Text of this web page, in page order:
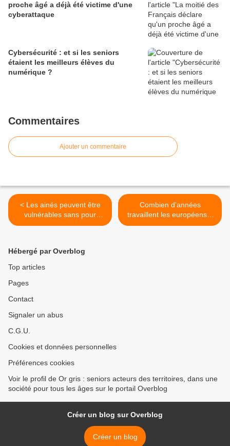
proche âgé a déjà été victime d'une
cyberattaque
Cybersécurité : et si les seniors
étaient les meilleurs élèves du
numérique ?
Commentaires
Ajouter un commentaire
< Les ainés peuvent être
vulnérables sans pour
autant être considérés
Combien d'années
travaillent les européens ?
>
Hébergé par Overblog
Top articles
Pages
Contact
Signaler un abus
C.G.U.
Cookies et données personnelles
Préférences cookies
Voir le profil de Or gris : seniors acteurs des territoires, dans une
société pour tous les âges sur le portail Overblog
Créer un blog sur Overblog
Créer un blog